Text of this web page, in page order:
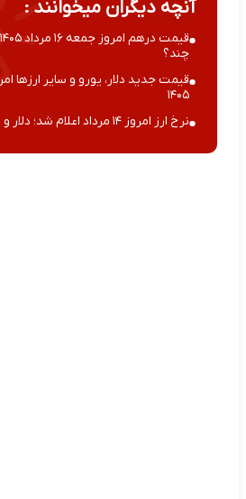
آنچه دیگران میخوانند :
چند؟
۱۴۰۵
نرخ ارز امروز ۱۴ مرداد اعلام شد؛ دلار و یورو چند؟